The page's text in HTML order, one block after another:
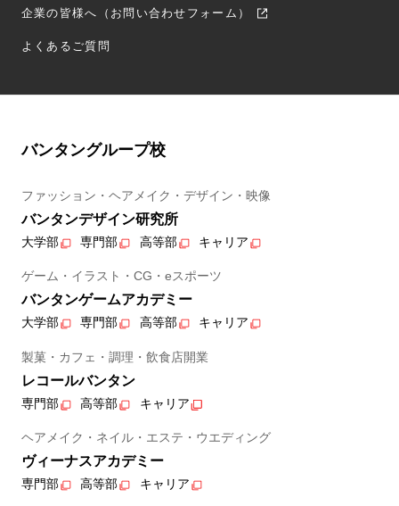
企業の皆様へ（お問い合わせフォーム）
よくあるご質問
バンタングループ校
ファッション・ヘアメイク・デザイン・映像
バンタンデザイン研究所
大学部 専門部 高等部 キャリア
ゲーム・イラスト・CG・eスポーツ
バンタンゲームアカデミー
大学部 専門部 高等部 キャリア
製菓・カフェ・調理・飲食店開業
レコールバンタン
専門部 高等部 キャリア
ヘアメイク・ネイル・エステ・ウエディング
ヴィーナスアカデミー
専門部 高等部 キャリア